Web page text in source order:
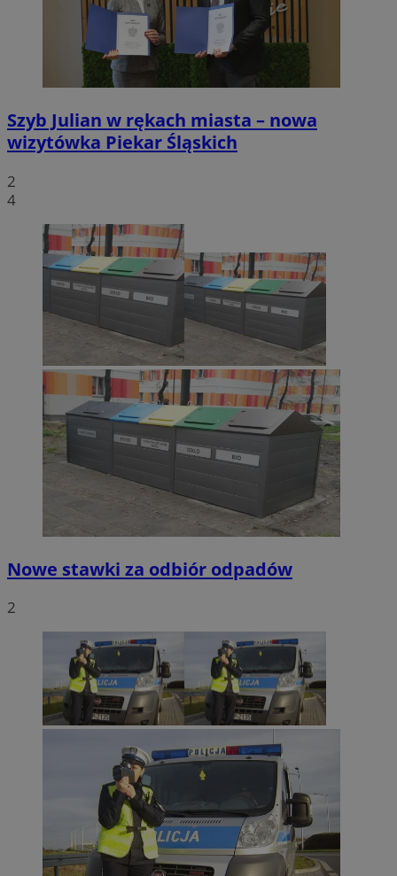
Szyb Julian w rękach miasta – nowa
wizytówka Piekar Śląskich
2
4
Nowe stawki za odbiór odpadów
2